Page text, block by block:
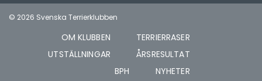
© 2026 Svenska Terrierklubben
OM KLUBBEN
TERRIERRASER
UTSTÄLLNINGAR
ÅRSRESULTAT
BPH
NYHETER